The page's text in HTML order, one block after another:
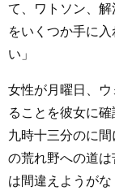
て、ワトソン、
をいくつか手に
い」
女性が月曜日、
ることを彼女に
九時十三分のに
の荒れ野への道
は間違えようが